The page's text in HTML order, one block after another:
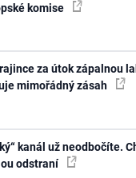
komise
za útok zápalnou
mimořádný zásah
kanál už neodbočíte.
odstraní